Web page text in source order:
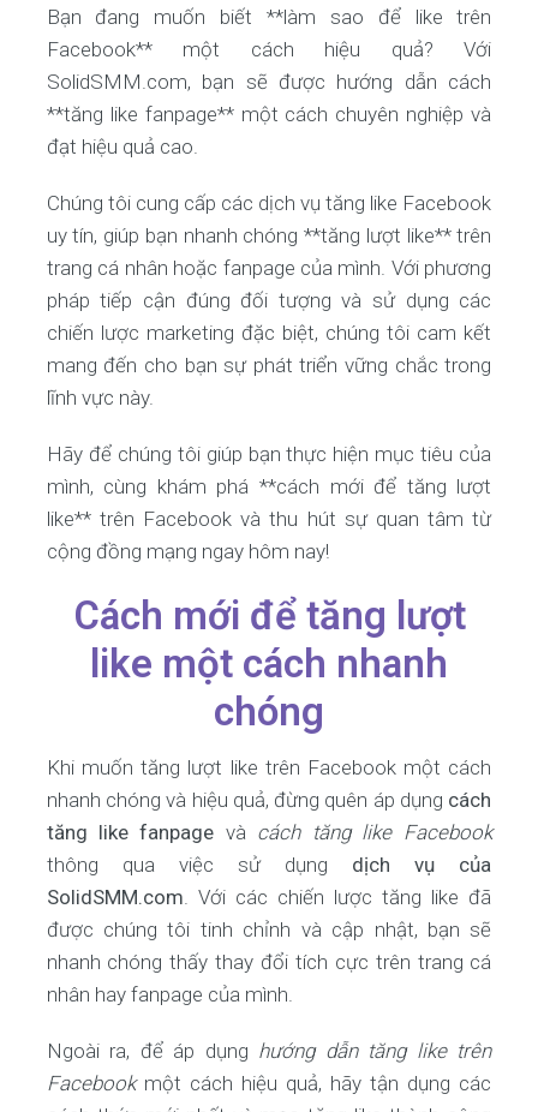
Bạn đang muốn biết **làm sao để like trên
Facebook** một cách hiệu quả? Với
SolidSMM.com, bạn sẽ được hướng dẫn cách
**tăng like fanpage** một cách chuyên nghiệp và
đạt hiệu quả cao.
Chúng tôi cung cấp các dịch vụ tăng like Facebook
uy tín, giúp bạn nhanh chóng **tăng lượt like** trên
trang cá nhân hoặc fanpage của mình. Với phương
pháp tiếp cận đúng đối tượng và sử dụng các
chiến lược marketing đặc biệt, chúng tôi cam kết
mang đến cho bạn sự phát triển vững chắc trong
lĩnh vực này.
Hãy để chúng tôi giúp bạn thực hiện mục tiêu của
mình, cùng khám phá **cách mới để tăng lượt
like** trên Facebook và thu hút sự quan tâm từ
cộng đồng mạng ngay hôm nay!
Cách mới để tăng lượt
like một cách nhanh
chóng
Khi muốn tăng lượt like trên Facebook một cách
nhanh chóng và hiệu quả, đừng quên áp dụng cách
tăng like fanpage và cách tăng like Facebook
thông qua việc sử dụng dịch vụ của
SolidSMM.com. Với các chiến lược tăng like đã
được chúng tôi tinh chỉnh và cập nhật, bạn sẽ
nhanh chóng thấy thay đổi tích cực trên trang cá
nhân hay fanpage của mình.
Ngoài ra, để áp dụng hướng dẫn tăng like trên
Facebookmột cách hiệu quả, hãy tận dụng các